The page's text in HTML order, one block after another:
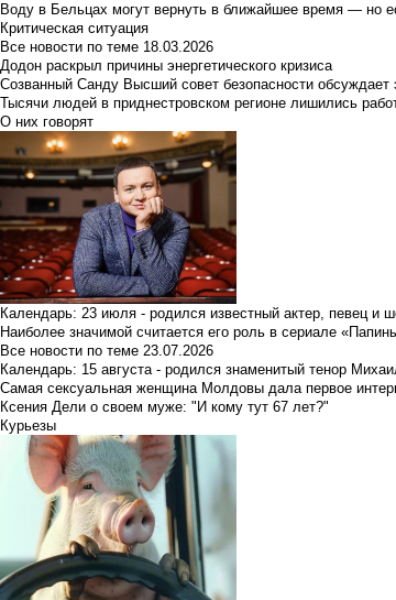
Воду в Бельцах могут вернуть в ближайшее время — но
Критическая ситуация
Все новости по теме 18.03.2026
Додон раскрыл причины энергетического кризиса
Созванный Санду Высший совет безопасности обсуждает
Тысячи людей в приднестровском регионе лишились
О них говорят
Календарь: 23 июля - родился известный актер, певец и
Наиболее значимой считается его роль в сериале
Все новости по теме 23.07.2026
Календарь: 15 августа - родился знаменитый тенор
Самая сексуальная женщина Молдовы дала первое
Ксения Дели о своем муже: "И кому тут 67 лет?"
Курьезы